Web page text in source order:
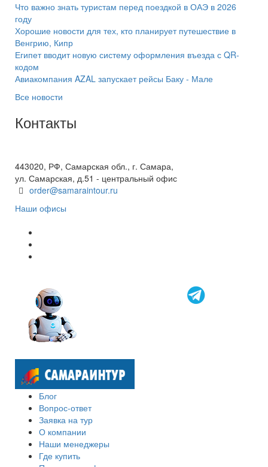
Что важно знать туристам перед поездкой в ОАЭ в 2026
году
Хорошие новости для тех, кто планирует путешествие в
Венгрию, Кипр
Египет вводит новую систему оформления въезда с QR-
кодом
Авиакомпания AZAL запускает рейсы Баку - Мале
Все новости
Контакты
443020, РФ, Самарская обл., г. Самара,
ул. Самарская, д.51 - центральный офис
order@samaraintour.ru
Наши офисы
Блог
Вопрос-ответ
Заявка на тур
О компании
Наши менеджеры
Где купить